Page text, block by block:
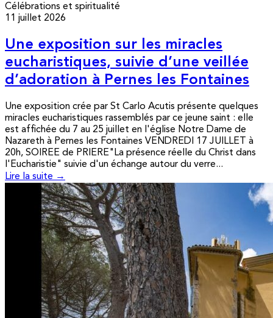
Célébrations et spiritualité
11 juillet 2026
Une exposition sur les miracles
eucharistiques, suivie d’une veillée
d’adoration à Pernes les Fontaines
Une exposition crée par St Carlo Acutis présente quelques
miracles eucharistiques rassemblés par ce jeune saint : elle
est affichée du 7 au 25 juillet en l'église Notre Dame de
Nazareth à Pernes les Fontaines VENDREDI 17 JUILLET à
20h, SOIREE de PRIERE"La présence réelle du Christ dans
l'Eucharistie" suivie d'un échange autour du verre...
Lire la suite →